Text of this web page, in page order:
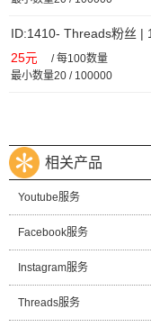
ID:1410- Threads粉丝 |
25元 /每100数量
最小数量20 / 100000
相关产品
Youtube服务
Facebook服务
Instagram服务
Threads服务